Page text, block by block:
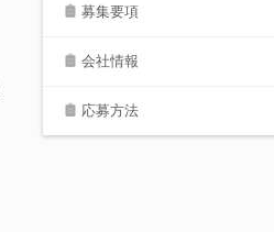
募集要項
会社情報
応募方法